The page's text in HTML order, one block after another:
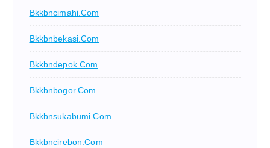
Bkkbncimahi.com
Bkkbnbekasi.com
Bkkbndepok.com
Bkkbnbogor.com
Bkkbnsukabumi.com
Bkkbncirebon.com